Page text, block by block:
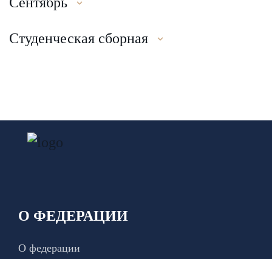
Студенческая сборная
О ФЕДЕРАЦИИ
О федерации